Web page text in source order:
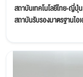
สถาบันเทคโนโลยีไทย-ญี่
สถาบันรับรองมาตรฐานไอ